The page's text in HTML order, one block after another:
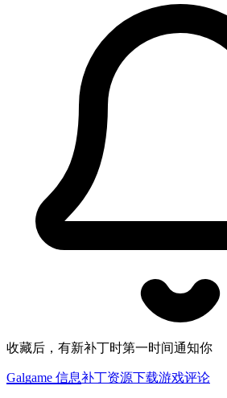
收藏后，有新补丁时第一时间通知你
Galgame 信息补丁资源下载游戏评论